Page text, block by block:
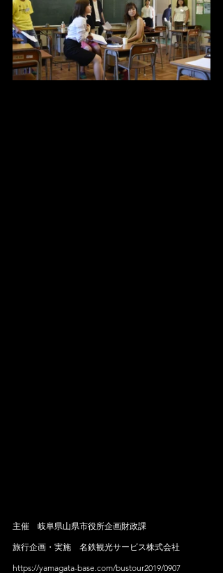
主催　岐阜県山県市役所企画財政課
旅行企画・実施　名鉄観光サービス株式会社
https://yamagata-base.com/bustour2019/0907